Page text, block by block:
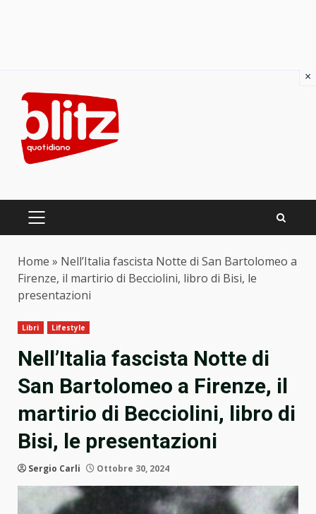
content
PRIMARY
Home » Nell’Italia fascista Notte di San Bartolomeo a
Firenze, il martirio di Becciolini, libro di Bisi, le
presentazioni
Libri Lifestyle
Nell’Italia fascista Notte di
San Bartolomeo a Firenze, il
martirio di Becciolini, libro di
Bisi, le presentazioni
Sergio Carli Ottobre 30, 2024
×